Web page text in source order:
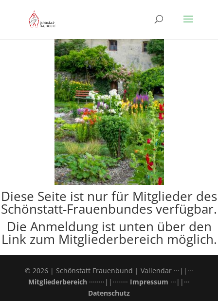
Diese Seite ist nur für Mitglieder des
Schönstatt-Frauenbundes verfügbar.
Die Anmeldung ist unten über den
Link zum Mitgliederbereich möglich.
© 2026 | Schönstatt Frauenbund | Vallendar ···||···
Mitgliederbereich ········||········ Impressum ···||···
Datenschutz